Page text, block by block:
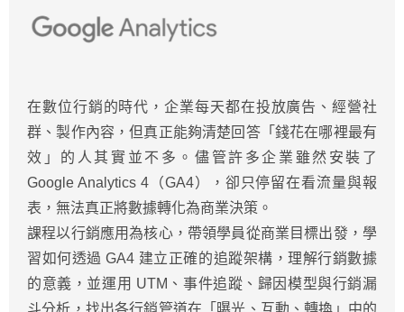
在數位行銷的時代，企業每天都在投放廣告、經營社
群、製作內容，但真正能夠清楚回答「錢花在哪裡最有
效」的人其實並不多。儘管許多企業雖然安裝了
Google Analytics 4（GA4），卻只停留在看流量與報
表，無法真正將數據轉化為商業決策。
課程以行銷應用為核心，帶領學員從商業目標出發，學
習如何透過 GA4 建立正確的追蹤架構，理解行銷數據
的意義，並運用 UTM、事件追蹤、歸因模型與行銷漏
斗分析，找出各行銷管道在「曝光、互動、轉換」中的